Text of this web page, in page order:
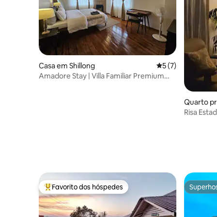
Casa em Shillong Classificação
5 (7)
Amadore Stay | Villa Familiar Premium
Quarto
Risa Estadia em casa de família na
Favoritos dos hóspedes mais apreciados
Favorito dos hóspedes